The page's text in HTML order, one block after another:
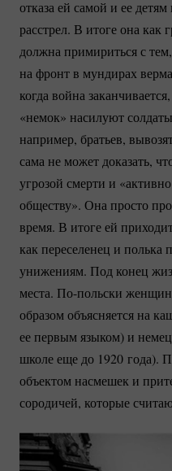
отказа ей самой и ее
расстрел. В итоге она как
должна примириться с
на фронт в мундирах
когда война
«немок» насилуют
например, братьев,
сама не может доказать,
угрозой смерти и
обществу». Она просто
время. В итоге ей
как переселенец и полька
унижениям. Под конец
места. По-польски
образом объясняется на
ее первым языком) и
школе еще до 1920 года).
объектом насмешек и
сородичей, которые